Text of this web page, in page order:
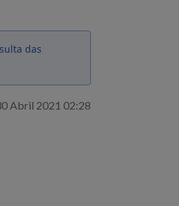
das
Abril 2021 02:28